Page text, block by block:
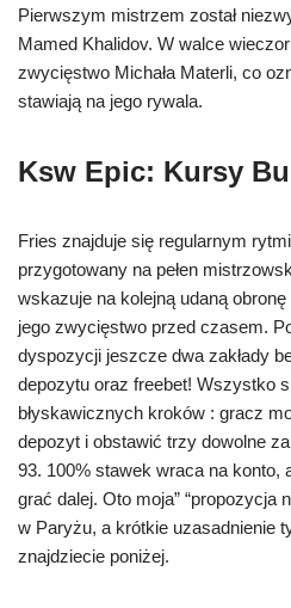
Pierwszym mistrzem został
Mamed Khalidov. W walce
zwycięstwo Michała Materli, co
stawiają na jego rywala.
Ksw Epic: Kursy
Fries znajduje się regularnym
przygotowany na pełen
wskazuje na kolejną udaną
jego zwycięstwo przed czasem.
dyspozycji jeszcze dwa zakłady
depozytu oraz freebet! Wszystko
błyskawicznych kroków : gracz
depozyt i obstawić trzy dowolne
93. 100% stawek wraca na konto,
grać dalej. Oto moja” “propozycja
w Paryżu, a krótkie uzasadnienie
znajdziecie poniżej.